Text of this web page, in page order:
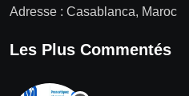
Adresse : Casablanca, Maroc
Les Plus Commentés